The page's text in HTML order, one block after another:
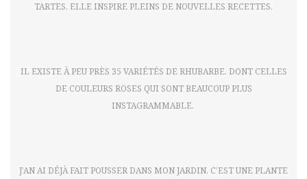
TARTES, ELLE INSPIRE PLEINS DE NOUVELLES RECETTES.
IL EXISTE À PEU PRÈS 35 VARIÉTÉS DE RHUBARBE. DONT CELLES
DE COULEURS ROSES QUI SONT BEAUCOUP PLUS
INSTAGRAMMABLE.
J’AN AI DÉJÀ FAIT POUSSER DANS MON JARDIN, C’EST UNE PLANTE